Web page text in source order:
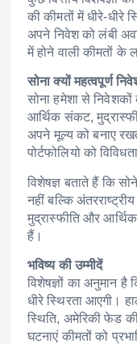
की कीमतों में धीरे-धीरे
अपने निवेश को लंबी
में होने वाली कीमतों के
सोना क्यों महत्वपूर्ण
सोना हमेशा से निवेशकों
आर्थिक संकट,
अपने मूल्य को बनाए
पोर्टफोलियो को
विशेषज्ञ बताते हैं कि
नहीं बल्कि
मुद्रास्फीति और
हैं।
भविष्य की उम्मीदें
विशेषज्ञों का अनुमान है
धीरे स्थिरता आएगी।
स्थिति, अमेरिकी फेड
घटनाएं कीमतों को